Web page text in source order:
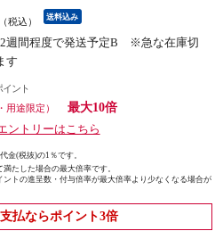
（税込） 送料込み
2週間程度で発送予定B ※急な在庫切
す
用途限定）
最大10倍
ントリーはこちら
金(税抜)の1％です。
たした場合の最大倍率です。
トの進呈数・付与倍率が最大倍率より少なくなる場合が
払ならポイント3倍